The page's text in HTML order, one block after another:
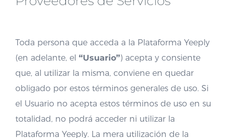
Toda persona que acceda a la Plataforma Yeeply
(en adelante, el “Usuario”) acepta y consiente
que, al utilizar la misma, conviene en quedar
obligado por estos términos generales de uso. Si
el Usuario no acepta estos términos de uso en su
totalidad, no podrá acceder ni utilizar la
Plataforma Yeeply. La mera utilización de la